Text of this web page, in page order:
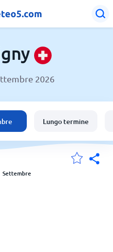
2026
Lungo termine
Settembre